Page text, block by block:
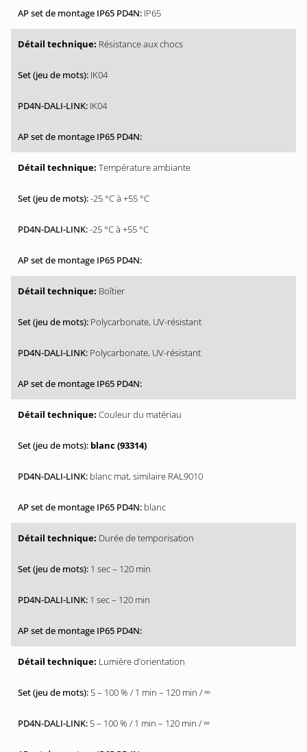
IP65
Résistance aux chocs
IK04
IK04
Température ambiante
-25 °C à +55 °C
-25 °C à +55 °C
Boîtier
Polycarbonate, UV-résistant
Polycarbonate, UV-résistant
Couleur du matériau
blanc (93314)
blanc mat, similaire RAL9010
blanc
Durée de temporisation
1 sec – 120 min
1 sec – 120 min
Lumière d’orientation
5 – 100 % / 1 min – 120 min / ∞
5 – 100 % / 1 min – 120 min / ∞